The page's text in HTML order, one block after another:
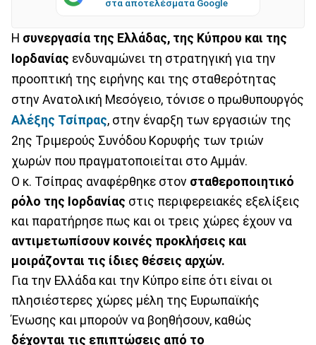
στα αποτελέσματα Google
Η συνεργασία της Ελλάδας, της Κύπρου και της
Ιορδανίας ενδυναμώνει τη στρατηγική για την
προοπτική της ειρήνης και της σταθερότητας
στην Ανατολική Μεσόγειο, τόνισε ο πρωθυπουργός
Αλέξης Τσίπρας, στην έναρξη των εργασιών της
2ης Τριμερούς Συνόδου Κορυφής των τριών
χωρών που πραγματοποιείται στο Αμμάν.
Ο κ. Τσίπρας αναφέρθηκε στον σταθεροποιητικό
ρόλο της Ιορδανίας στις περιφερειακές εξελίξεις
και παρατήρησε πως και οι τρεις χώρες έχουν να
αντιμετωπίσουν κοινές προκλήσεις και
μοιράζονται τις ίδιες θέσεις αρχών.
Για την Ελλάδα και την Κύπρο είπε ότι είναι οι
πλησιέστερες χώρες μέλη της Ευρωπαϊκής
Ένωσης και μπορούν να βοηθήσουν, καθώς
δέχονται τις επιπτώσεις από το